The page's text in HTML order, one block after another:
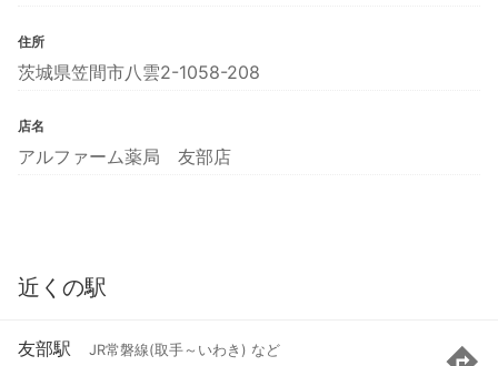
住所
茨城県笠間市八雲2-1058-208
店名
アルファーム薬局 友部店
近くの駅
友部駅 JR常磐線(取手～いわき) など